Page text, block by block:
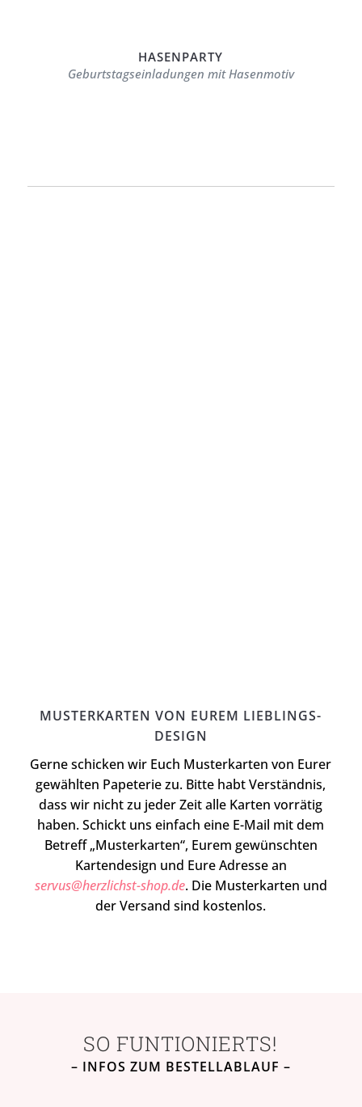
HASENPARTY
Geburtstagseinladungen mit Hasenmotiv
MUSTERKARTEN VON EUREM LIEBLINGS-
DESIGN
Gerne schicken wir Euch Musterkarten von Eurer
gewählten Papeterie zu. Bitte habt Verständnis,
dass wir nicht zu jeder Zeit alle Karten vorrätig
haben. Schickt uns einfach eine E-Mail mit dem
Betreff „Musterkarten“, Eurem gewünschten
Kartendesign und Eure Adresse an
servus@herzlichst-shop.de. Die Musterkarten und
der Versand sind kostenlos.
SO FUNTIONIERTS!
– INFOS ZUM BESTELLABLAUF –